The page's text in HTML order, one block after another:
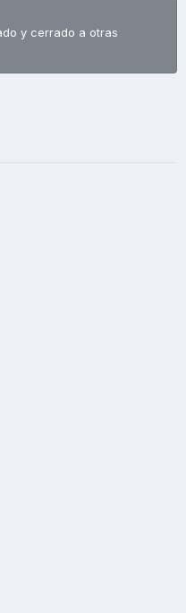
y cerrado a otras